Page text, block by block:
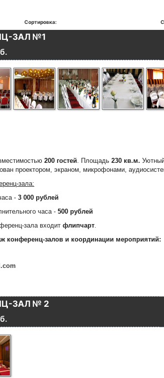
Сортировка:
ЗАЛ №1
200 гостей . Площадь 230 кв.м.
проектором, экраном, микрофонами,
зала:
- 3 000 рублей
часа - 500 рублей
зала входит флипчарт
конференц-залов и координации мероприятий:
ЗАЛ № 2